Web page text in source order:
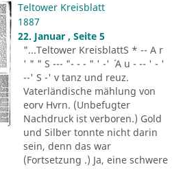
Teltower Kreisblatt
1887
22. Januar , Seite 5
"...Teltower KreisblattS * -- A r
' " " S --- "- - - " ' -' ´ A u - -- ' - '
--' S -' v tanz und reuz.
Vaterländische mählung von
eorv Hvrn. (Unbefugter
Nachdruck ist verboren.) Gold
und Silber tonnte nicht darin
sein, denn das war
(Fortsetzung .) Ja, eine schwere